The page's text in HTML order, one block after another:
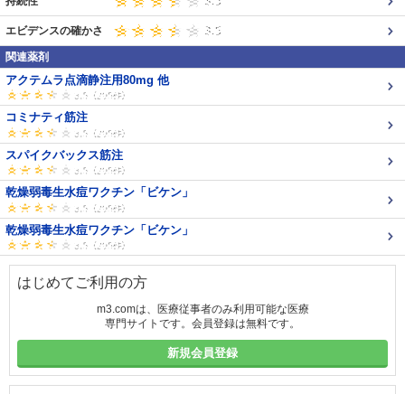
エビデンスの確かさ
関連薬剤
アクテムラ点滴静注用80mg 他
コミナティ筋注
スパイクバックス筋注
乾燥弱毒生水痘ワクチン「ビケン」
乾燥弱毒生水痘ワクチン「ビケン」
はじめてご利用の方
m3.comは、医療従事者のみ利用可能な医療
専門サイトです。会員登録は無料です。
新規会員登録